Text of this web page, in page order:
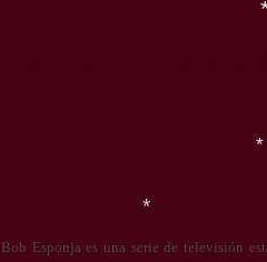
Bob Esponja es una serie de televisión